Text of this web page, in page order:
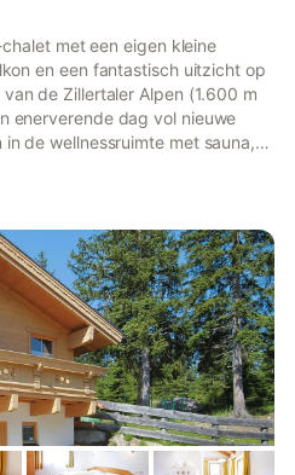
met een eigen kleine
en een fantastisch uitzicht op
de Zillertaler Alpen (1.600 m
enerverende dag vol nieuwe
de wellnessruimte met sauna,
zijn ook beschikbaar, dus niets
haar volle kracht ontwikkelt,
voor be...